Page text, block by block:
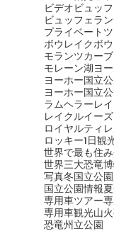
ビデオビュッフ
ビュッフェラ
プライベート
ボウレイクボ
モランツカーブ
モレーン湖ヨ
ヨーホー国立
ヨーホー国立
ラムヘラーレ
レイクルイー
ロイヤルティ
ロッキー1日観
世界で最も住
世界三大恐竜
写真冬国立公
国立公園情報
専用車ツアー
専用車観光山
恐竜州立公園